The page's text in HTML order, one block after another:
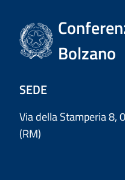
Bolzano
SEDE
Via della Stamperia 8,
(RM)